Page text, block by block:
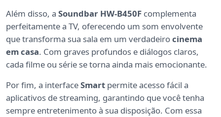
Além disso, a Soundbar HW-B450F complementa
perfeitamente a TV, oferecendo um som envolvente
que transforma sua sala em um verdadeirocinema
em casa. Com graves profundos e diálogos claros,
cada filme ou série se torna ainda mais emocionante.
Por fim, a interfaceSmart permite acesso fácil a
aplicativos de streaming, garantindo que você tenha
sempre entretenimento à sua disposição. Com essa